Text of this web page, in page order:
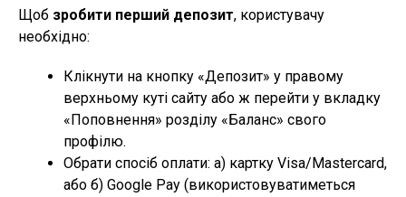
Щоб зробити перший депозит, користувачу
необхідно:
Клікнути на кнопку «Депозит» у правому
верхньому куті сайту або ж перейти у вкладку
«Поповнення» розділу «Баланс» свого
профілю.
Обрати спосіб оплати: а) картку Visa/Mastercard,
або б) Google Pay (використовуватиметься